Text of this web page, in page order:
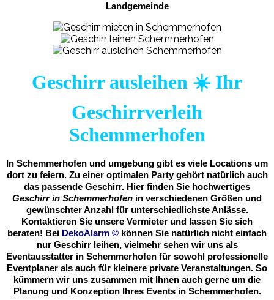
Landgemeinde
Geschirr ausleihen ☀️ Ihr
Geschirrverleih
Schemmerhofen
In Schemmerhofen und umgebung gibt es viele Locations um
dort zu feiern. Zu einer optimalen Party gehört natürlich auch
das passende Geschirr. Hier finden Sie hochwertiges
Geschirr in Schemmerhofen in verschiedenen Größen und
gewünschter Anzahl für unterschiedlichste Anlässe.
Kontaktieren Sie unsere Vermieter und lassen Sie sich
beraten! Bei DekoAlarm © können Sie natürlich nicht einfach
nur Geschirr leihen, vielmehr sehen wir uns als
Eventausstatter in Schemmerhofen für sowohl professionelle
Eventplaner als auch für kleinere private Veranstaltungen. So
kümmern wir uns zusammen mit Ihnen auch gerne um die
Planung und Konzeption Ihres Events in Schemmerhofen.